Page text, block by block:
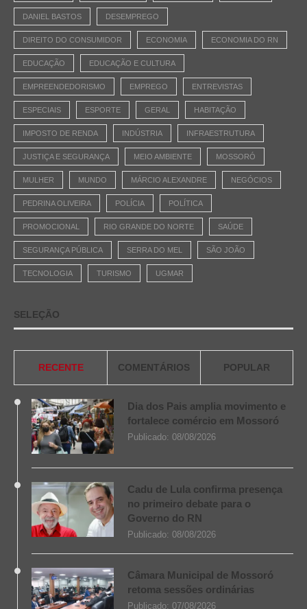
DANIEL BASTOS DESEMPREGO
DIREITO DO CONSUMIDOR ECONOMIA ECONOMIA DO RN
EDUCAÇÃO EDUCAÇÃO E CULTURA
EMPREENDEDORISMO EMPREGO ENTREVISTAS
ESPECIAIS ESPORTE GERAL HABITAÇÃO
IMPOSTO DE RENDA INDÚSTRIA INFRAESTRUTURA
JUSTIÇA E SEGURANÇA MEIO AMBIENTE MOSSORÓ
MULHER MUNDO MÁRCIO ALEXANDRE NEGÓCIOS
PEDRINA OLIVEIRA POLÍCIA POLÍTICA
PROMOCIONAL RIO GRANDE DO NORTE SAÚDE
SEGURANÇA PÚBLICA SERRA DO MEL SÃO JOÃO
TECNOLOGIA TURISMO UGMAR
SELEÇÃO
RECENTE COMENTÁRIOS POPULAR
Dia dos Pais amplia movimento e
fortalece comércio em Mossoró
Publicado: 08/08/2026
Cadu de Lula confirma presença
no primeiro debate para o
Governo do RN
Publicado: 08/08/2026
Câmara Municipal de Mossoró
retoma sessões ordinárias
Publicado: 07/08/2026